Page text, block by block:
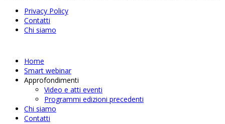
Privacy Policy
Contatti
Chi siamo
Home
Smart webinar
Approfondimenti
Video e atti eventi
Programmi edizioni precedenti
Chi siamo
Contatti